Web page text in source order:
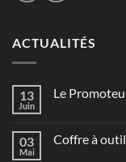
ACTUALITÉS
13
Juin
Le
03
Mai
Coffre à